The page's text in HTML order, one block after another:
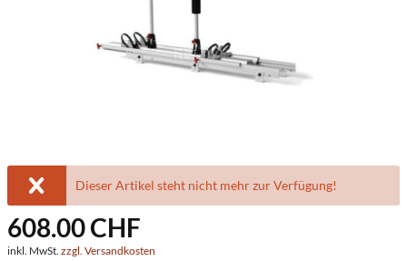
Dieser Artikel steht nicht mehr zur Verfügung!
608.00 CHF
inkl. MwSt. zzgl. Versandkosten